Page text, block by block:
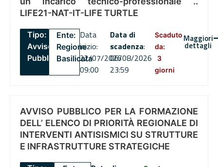
LIFE21-NAT-IT-LIFE TURTLE
Tipo:
Avviso
Pubblico
Ente:
Regione
Basilicata
Data
inizio:
22/07/2026
09:00
Data di
scadenza:
06/08/2026
23:59
Scaduto
da:
3
giorni
Maggiori
dettagli
AVVISO PUBBLICO PER LA FORMAZIONE
DELL’ ELENCO DI PRIORITÀ REGIONALE DI
INTERVENTI ANTISISMICI SU STRUTTURE
E INFRASTRUTTURE STRATEGICHE